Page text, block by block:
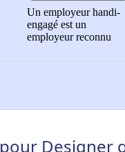
Un employeur handi-
engagé est un
employeur reconnu
pour Designer